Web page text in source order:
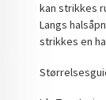
kan strikkes
Langs
strikkes en